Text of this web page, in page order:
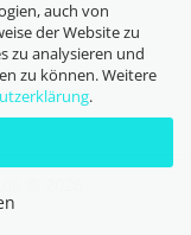
auch von
der Website zu
zu analysieren und
zu können. Weitere
.